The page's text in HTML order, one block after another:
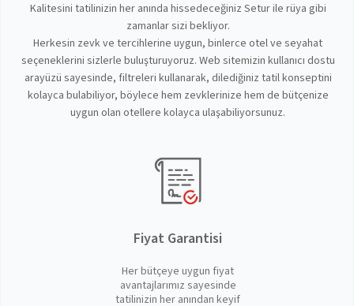
Kalitesini tatilinizin her anında hissedeceğiniz Setur ile rüya gibi
zamanlar sizi bekliyor.
Herkesin zevk ve tercihlerine uygun, binlerce otel ve seyahat
seçeneklerini sizlerle buluşturuyoruz. Web sitemizin kullanıcı dostu
arayüzü sayesinde, filtreleri kullanarak, dilediğiniz tatil konseptini
kolayca bulabiliyor, böylece hem zevklerinize hem de bütçenize
uygun olan otellere kolayca ulaşabiliyorsunuz.
Fiyat Garantisi
Her bütçeye uygun fiyat
avantajlarımız sayesinde
tatilinizin her anından keyif